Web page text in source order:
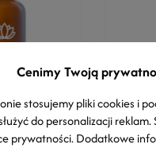
olejek
do masażu
Cenimy Twoją
stosujemy pliki cookies i
do personalizacji reklam.
prywatności. Dodatkowe